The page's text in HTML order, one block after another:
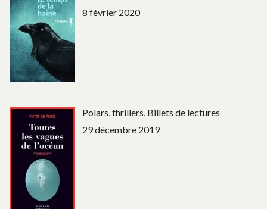
8 février 2020
Polars, thrillers, Billets de lectures
29 décembre 2019